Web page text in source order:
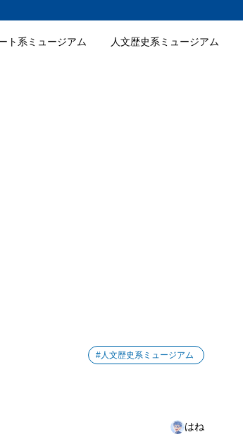
ト系ミュージアム 人文歴史系ミュージアム
#人文歴史系ミュージアム
はね